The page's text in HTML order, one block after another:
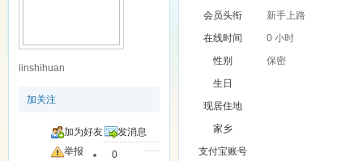
linshihuan
加关注
加为好友
发消息
举报
0
会员头衔
新手上路
在线时间
0 小时
性别
保密
生日
现居住地
家乡
支付宝账号